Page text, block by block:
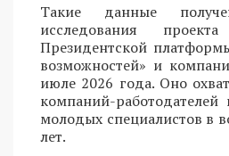
Такие данные
исследования
Президентской
возможностей» и
июле 2026 года. Оно
компаний-
молодых специалистов в
лет.